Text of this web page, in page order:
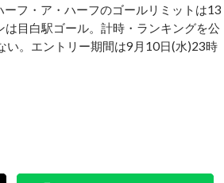
フ・ア・ハーフのゴールリミットは13
目白駅ゴール。計時・ランキングを公
い。エントリー期間は9月10日(水)23時